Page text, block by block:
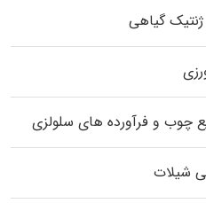
ژنتیک گیاهی
چوب و فرآورده‌ های سلولزی
شیلات